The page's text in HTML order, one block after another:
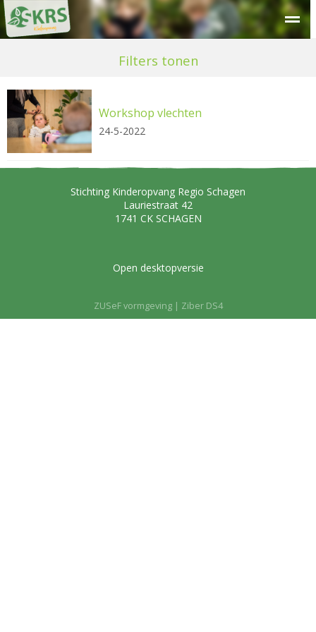
Kinderdagverblijf Peuteropvang
Filters tonen
Workshop vlechten
24-5-2022
Stichting Kinderopvang Regio Schagen
Lauriestraat 42
1741 CK SCHAGEN
Open desktopversie
ZUSeF vormgeving | Ziber DS4